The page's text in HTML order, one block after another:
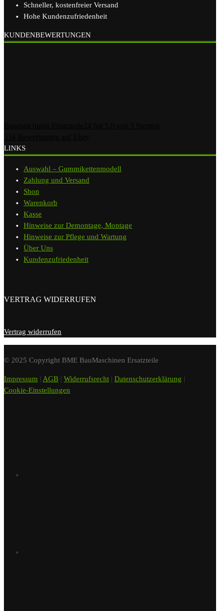
Schneller, kostenfreier Versand
Hohe Kundenzufriedenheit
KUNDENBEWERTUNGEN
LINKS
Auswahl – Gummikettenmodell
Zahlung und Versand
Shop
Warenkorb
Kasse
Hinweise zur Demontage, Montage
Hinweise zur Pflege und Wartung
Über Uns
Kundenzufriedenheit
VERTRAG WIDERRUFEN
Vertrag widerrufen
© 2025 Copyright BME BauMaschinen Ersatzteile
Impressum | AGB | Widerrufsrecht | Datenschutzerklärung |
Cookie-Einstellungen